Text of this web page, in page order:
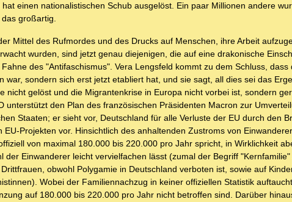
einen nationalistischen Schub ausgelöst. Ein paar Millionen andere
großartig.
Mittel des Rufmordes und des Drucks auf Menschen, ihre Arbeit
wurden, sind jetzt genau diejenigen, die auf eine drakonische
des "Antifaschismus". Vera Lengsfeld kommt zu dem Schluss, dass
sondern sich erst jetzt etabliert hat, und sie sagt, all dies sei das
nicht gelöst und die Migrantenkrise in Europa nicht vorbei ist, sondern
unterstützt den Plan des französischen Präsidenten Macron zur
Staaten; er sieht vor, Deutschland für alle Verluste der EU durch den
Projekten vor. Hinsichtlich des anhaltenden Zustroms von
von maximal 180.000 bis 220.000 pro Jahr spricht, in Wirklichkeit
Einwanderer leicht vervielfachen lässt (zumal der Begriff
obwohl Polygamie in Deutschland verboten ist, sowie auf
Wobei der Familiennachzug in keiner offiziellen Statistik
auf 180.000 bis 220.000 pro Jahr nicht betroffen sind. Darüber